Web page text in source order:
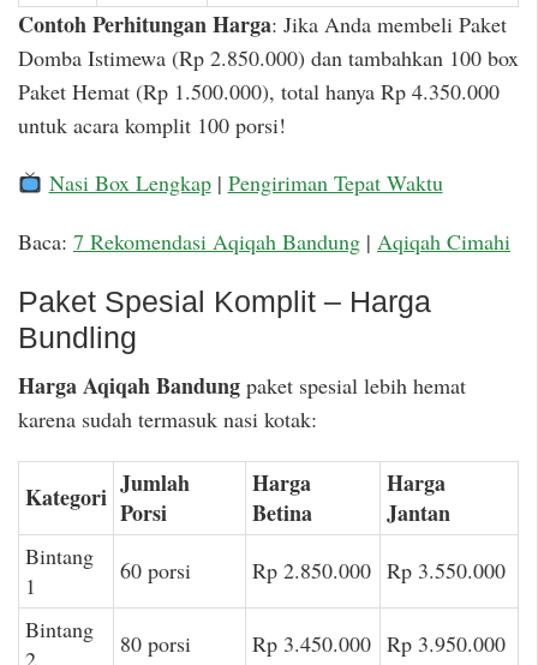
Contoh Perhitungan Harga: Jika Anda membeli Paket
Domba Istimewa (Rp 2.850.000) dan tambahkan 100 box
Paket Hemat (Rp 1.500.000), total hanya Rp 4.350.000
untuk acara komplit 100 porsi!
Nasi Box Lengkap| Pengiriman Tepat Waktu
Baca: 7 Rekomendasi Aqiqah Bandung | Aqiqah Cimahi
Paket Spesial Komplit – Harga
Bundling
Harga Aqiqah Bandung paket spesial lebih hemat
karena sudah termasuk nasi kotak:
Kategori Jumlah
Porsi
Harga
Betina
Harga
Jantan
Bintang
1
60 porsi Rp 2.850.000 Rp 3.550.000
Bintang
2
80 porsi Rp 3.450.000 Rp 3.950.000